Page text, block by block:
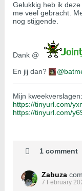
Gelukkig heb ik
me veel gebracht.
nog stijgende.
Dank @
En jij dan?
Mijn kweekverslagen:
https://tinyurl.com/
https://tinyurl.com/
1 comment
Zabuza
7 February